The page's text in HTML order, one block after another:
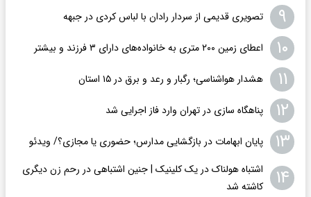
۹ تصویری قدیمی از سردار رادان با لباس کردی در جبهه
۱۰ اعطای زمین ۲۰۰ متری به خانواده‌های دارای ۳ فرزند و بیشتر
۱۱ هشدار هواشناسی؛ رگبار و رعد و برق در ۱۵ استان
۱۲ پناهگاه سازی در تهران وارد فاز اجرایی شد
۱۳ پایان ابهامات در بازگشایی مدارس؛ حضوری یا مجازی؟/ ویدئو
۱۴
اشتباه هولناک در یک کلینیک | جنین اشتباهی در رحم زن دیگری
کاشته شد